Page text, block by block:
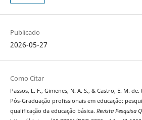
Publicado
2026-05-27
Como Citar
Passos, L. F., Gimenes, N. A. S., & Castro, E. M.
Pós-Graduação profissionais em educação:
qualificação da educação básica. Revista Pesquisa